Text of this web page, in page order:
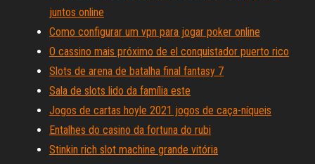
juntos online
Como configurar um vpn para jogar poker online
O cassino mais próximo de el conquistador puerto rico
Slots de arena de batalha final fantasy 7
Sala de slots lido da família este
Jogos de cartas hoyle 2021 jogos de caça-níqueis
Entalhes do casino da fortuna do rubi
Stinkin rich slot machine grande vitória